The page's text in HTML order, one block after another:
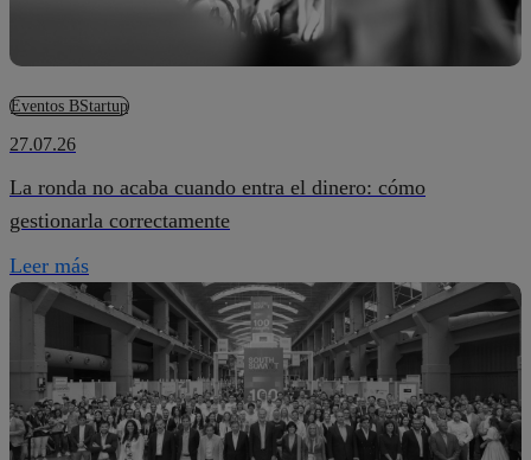
Eventos BStartup
27.07.26
La ronda no acaba cuando entra el dinero: cómo
gestionarla correctamente
Leer más